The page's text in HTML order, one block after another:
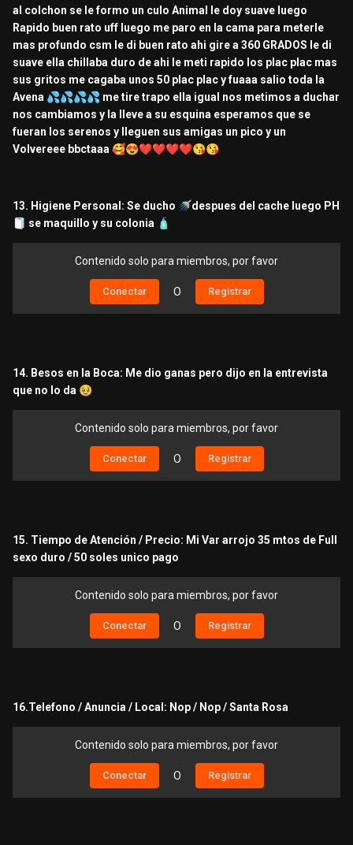
al colchon se le formo un culo Animal le doy suave luego
Rapido buen rato uff luego me paro en la cama para meterle
mas profundo csm le di buen rato ahi gire a 360 GRADOS le di
suave ella chillaba duro de ahi le meti rapido los plac plac mas
sus gritos me cagaba unos 50 plac plac y fuaaa salio toda la
Avena 💦💦💦💦 me tire trapo ella igual nos metimos a duchar
nos cambiamos y la lleve a su esquina esperamos que se
fueran los serenos y lleguen sus amigas un pico y un
Volvereee bbctaaa 🥰😍❤️❤️❤️❤️😘😘
13. Higiene Personal: Se ducho 🚿despues del cache luego PH
🧻 se maquillo y su colonia 🧴
Contenido solo para miembros, por favor
Conectar O Registrar
14. Besos en la Boca: Me dio ganas pero dijo en la entrevista
que no lo da 🥹
Contenido solo para miembros, por favor
Conectar O Registrar
15. Tiempo de Atención / Precio: Mi Var arrojo 35 mtos de Full
sexo duro / 50 soles unico pago
Contenido solo para miembros, por favor
Conectar O Registrar
16.Telefono / Anuncia / Local: Nop / Nop / Santa Rosa
Contenido solo para miembros, por favor
Conectar O Registrar